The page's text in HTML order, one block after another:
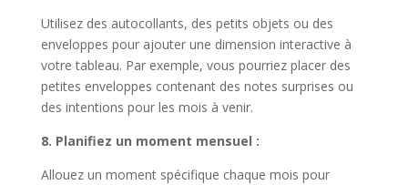
Utilisez des autocollants, des petits objets ou des
enveloppes pour ajouter une dimension interactive à
votre tableau. Par exemple, vous pourriez placer des
petites enveloppes contenant des notes surprises ou
des intentions pour les mois à venir.
8. Planifiez un moment mensuel :
Allouez un moment spécifique chaque mois pour